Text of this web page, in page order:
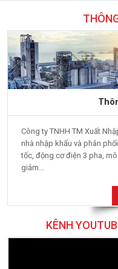
Công ty TNHH TM Xuất
nhà nhập khẩu và phân
tốc, động cơ điện 3 pha,
giảm...
KÊNH